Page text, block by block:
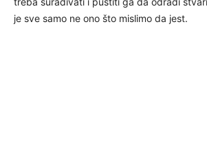
je sve samo ne ono što mislimo da jest.